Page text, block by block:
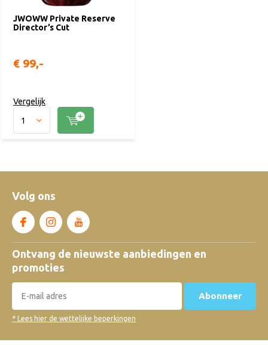
JWOWW Private Reserve
Director’s Cut
€ 99,-
Vergelijk
Volg ons
Ontvang de nieuwste aanbiedingen en
promoties
Abonneer
* Lees hier de wettelijke beperkingen